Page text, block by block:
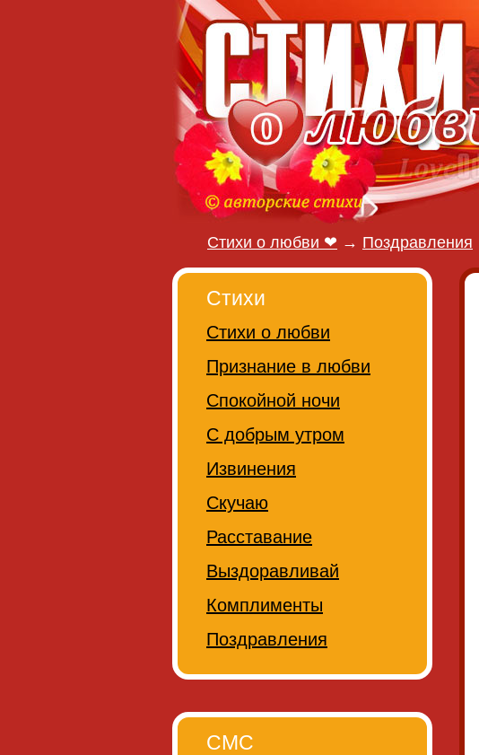
Стихи о любви ❤ → Поздравления
Стихи
Стихи о любви
Признание в любви
Спокойной ночи
С добрым утром
Извинения
Скучаю
Расставание
Выздоравливай
Комплименты
Поздравления
СМС